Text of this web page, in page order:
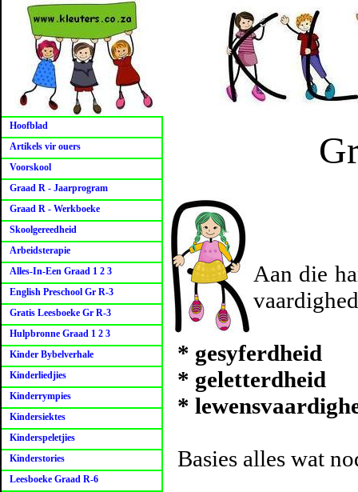
Hoofblad
Artikels vir ouers
Voorskool
Graad R - Jaarprogram
Graad R - Werkboeke
Skoolgereedheid
Arbeidsterapie
Alles-In-Een Graad 1 2 3
English Preschool Gr R-3
Gratis Leesboeke Gr R-3
Hulpbronne Graad 1 2 3
Kinder Bybelverhale
Kinderliedjies
Kinderrympies
Kindersiektes
Kinderspeletjies
Kinderstories
Leesboeke Graad R-6
Aan die
* gesyferdheid
* geletterdheid
*
Basies alles wat